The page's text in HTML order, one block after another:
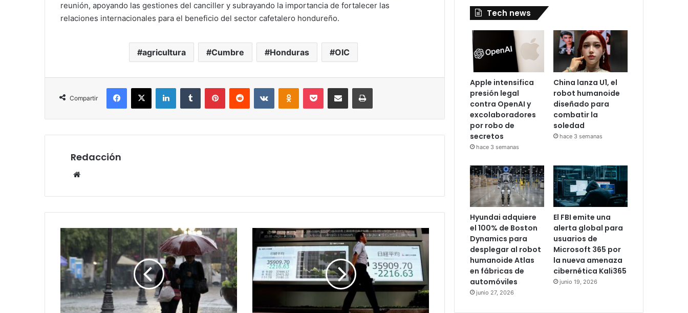
reunión, apoyando las gestiones del canciller y subrayando la importancia de fortalecer las
relaciones internacionales para el beneficio del sector cafetalero hondureño.
agricultura Cumbre Honduras OIC
Compartir
Facebook
X LinkedInTumblr PinterestReddit VKontakteOdnoklassniki
Pocket compartit via email Print
Redacción
Pronostican
lluvias
y
chubascos
débiles
para
este
lunes
de
Japón
registra
Tech news
Apple intensifica
presión legal
contra OpenAI y
excolaboradores
por robo de
secretos
hace 3 semanas
China lanza U1, el
robot humanoide
diseñado para
combatir la
soledad
hace 3 semanas
Hyundai adquiere
el 100% de Boston
Dynamics para
desplegar al robot
humanoide Atlas
en fábricas de
automóviles
junio 27, 2026
El FBI emite una
alerta global para
usuarios de
Microsoft 365 por
la nueva amenaza
cibernética Kali365
junio 19, 2026